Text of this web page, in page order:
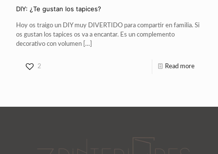
DIY: ¿Te gustan los tapices?
Hoy os traigo un DIY muy DIVERTIDO para compartir en familia. Si
os gustan los tapices os va a encantar. Es un complemento
decorativo con volumen […]
2 Read more